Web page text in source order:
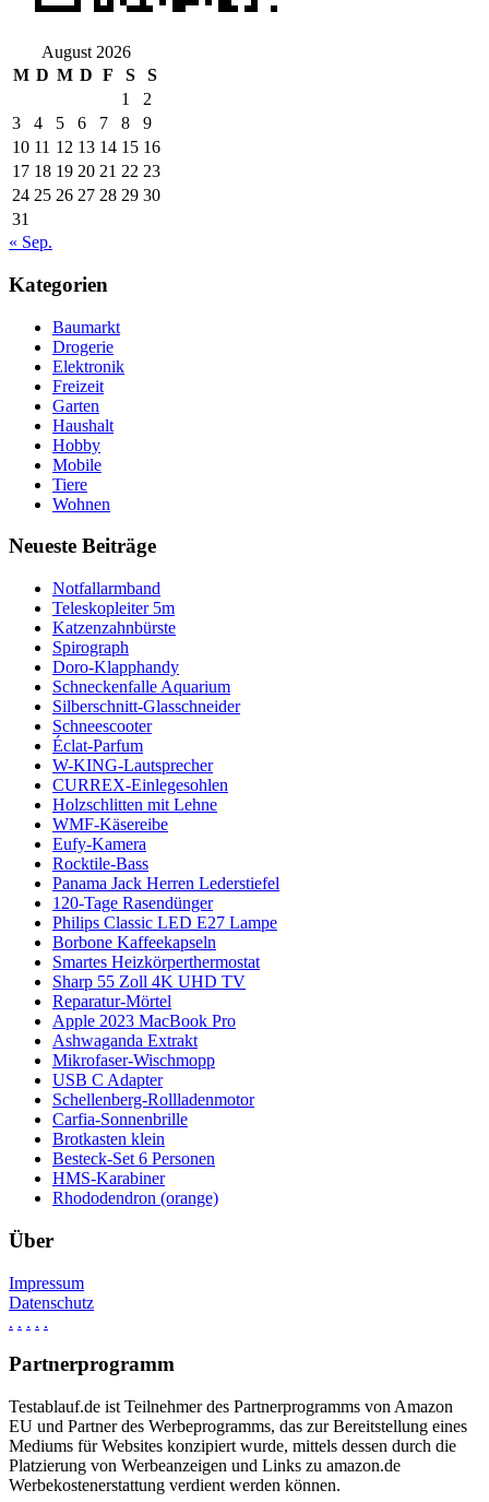
August 2026
M D M D F S
S
1
2
3
4 5 6 7 8
9
10 11 12 13 14 15 16
17 18 19 20 21 22 23
24 25 26 27 28 29 30
31
« Sep.
Kategorien
Baumarkt
Drogerie
Elektronik
Freizeit
Garten
Haushalt
Hobby
Mobile
Tiere
Wohnen
Neueste Beiträge
Notfallarmband
Teleskopleiter 5m
Katzenzahnbürste
Spirograph
Doro-Klapphandy
Schneckenfalle Aquarium
Silberschnitt-Glasschneider
Schneescooter
Éclat-Parfum
W-KING-Lautsprecher
CURREX-Einlegesohlen
Holzschlitten mit Lehne
WMF-Käsereibe
Eufy-Kamera
Rocktile-Bass
Panama Jack Herren Lederstiefel
120-Tage Rasendünger
Philips Classic LED E27 Lampe
Borbone Kaffeekapseln
Smartes Heizkörperthermostat
Sharp 55 Zoll 4K UHD TV
Reparatur-Mörtel
Apple 2023 MacBook Pro
Ashwaganda Extrakt
Mikrofaser-Wischmopp
USB C Adapter
Schellenberg-Rollladenmotor
Carfia-Sonnenbrille
Brotkasten klein
Besteck-Set 6 Personen
HMS-Karabiner
Rhododendron (orange)
Über
Impressum
Datenschutz
. . . . .
Partnerprogramm
Testablauf.de ist Teilnehmer des Partnerprogramms von Amazon
EU und Partner des Werbeprogramms, das zur Bereitstellung eines
Mediums für Websites konzipiert wurde, mittels dessen durch die
Platzierung von Werbeanzeigen und Links zu amazon.de
Werbekostenerstattung verdient werden können.